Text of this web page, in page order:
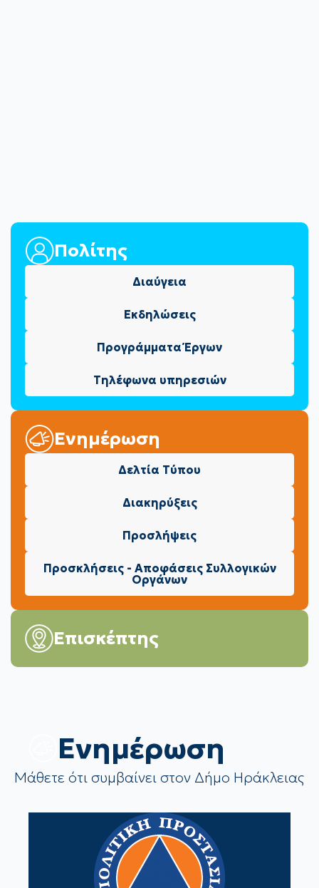
Πολίτης
Διαύγεια
Εκδηλώσεις
Προγράμματα Έργων
Τηλέφωνα υπηρεσιών
Ενημέρωση
Δελτία Τύπου
Διακηρύξεις
Προσλήψεις
Προσκλήσεις - Αποφάσεις Συλλογικών
Οργάνων
Επισκέπτης
Eνημέρωση
Μάθετε ότι συμβαίνει στον Δήμο Ηράκλειας